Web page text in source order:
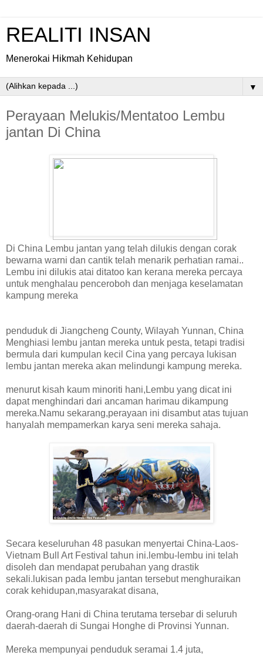
REALITI INSAN
Menerokai Hikmah Kehidupan
▼
Perayaan Melukis/Mentatoo Lembu
jantan Di China
Di China Lembu jantan yang telah dilukis dengan corak
bewarna warni dan cantik telah menarik perhatian ramai..
Lembu ini dilukis atai ditatoo kan kerana mereka percaya
untuk menghalau penceroboh dan menjaga keselamatan
kampung mereka
penduduk di Jiangcheng County, Wilayah Yunnan, China
Menghiasi lembu jantan mereka untuk pesta, tetapi tradisi
bermula dari kumpulan kecil Cina yang percaya lukisan
lembu jantan mereka akan melindungi kampung mereka.
menurut kisah kaum minoriti hani,Lembu yang dicat ini
dapat menghindari dari ancaman harimau dikampung
mereka.Namu sekarang,perayaan ini disambut atas tujuan
hanyalah mempamerkan karya seni mereka sahaja.
Secara keseluruhan 48 pasukan menyertai China-Laos-
Vietnam Bull Art Festival tahun ini.lembu-lembu ini telah
disoleh dan mendapat perubahan yang drastik
sekali.lukisan pada lembu jantan tersebut menghuraikan
corak kehidupan,masyarakat disana,
Orang-orang Hani di China terutama tersebar di seluruh
daerah-daerah di Sungai Honghe di Provinsi Yunnan.
Mereka mempunyai penduduk seramai 1.4 juta,